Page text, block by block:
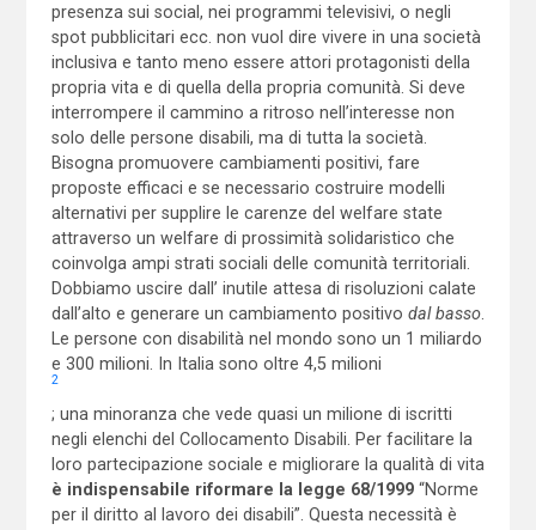
presenza sui social, nei programmi televisivi, o negli
spot pubblicitari ecc. non vuol dire vivere in una società
inclusiva e tanto meno essere attori protagonisti della
propria vita e di quella della propria comunità. Si deve
interrompere il cammino a ritroso nell’interesse non
solo delle persone disabili, ma di tutta la società.
Bisogna promuovere cambiamenti positivi, fare
proposte efficaci e se necessario costruire modelli
alternativi per supplire le carenze del welfare state
attraverso un welfare di prossimità solidaristico che
coinvolga ampi strati sociali delle comunità territoriali.
Dobbiamo uscire dall’ inutile attesa di risoluzioni calate
dall’alto e generare un cambiamento positivo dal basso.
Le persone con disabilità nel mondo sono un 1 miliardo
e 300 milioni. In Italia sono oltre 4,5 milioni
2
; una minoranza che vede quasi un milione di iscritti
negli elenchi del Collocamento Disabili. Per facilitare la
loro partecipazione sociale e migliorare la qualità di vita
è indispensabile riformare la legge 68/1999“Norme
per il diritto al lavoro dei disabili”. Questa necessità è